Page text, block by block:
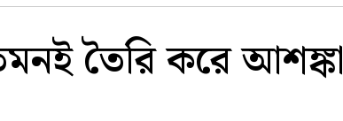
তৈরি করে আশঙ্কা